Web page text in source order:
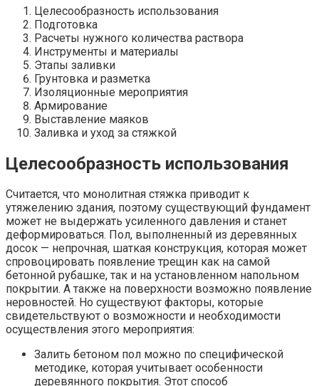
Целесообразность использования
Подготовка
Расчеты нужного количества раствора
Инструменты и материалы
Этапы заливки
Грунтовка и разметка
Изоляционные мероприятия
Армирование
Выставление маяков
Заливка и уход за стяжкой
Целесообразность использования
Считается, что монолитная стяжка приводит к
утяжелению здания, поэтому существующий фундамент
может не выдержать усиленного давления и станет
деформироваться. Пол, выполненный из деревянных
досок — непрочная, шаткая конструкция, которая может
спровоцировать появление трещин как на самой
бетонной рубашке, так и на установленном напольном
покрытии. А также на поверхности возможно появление
неровностей. Но существуют факторы, которые
свидетельствуют о возможности и необходимости
осуществления этого мероприятия:
Залить бетоном пол можно по специфической
методике, которая учитывает особенности
деревянного покрытия. Этот способ